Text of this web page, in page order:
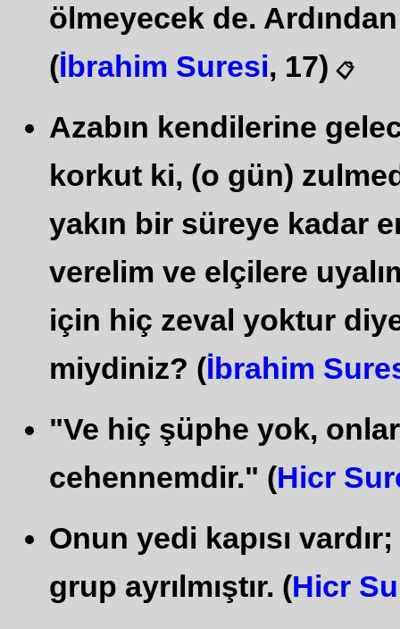
ölmeyecek de.
(İbrahim Suresi, 17) 📋
Azabın kendilerine
korkut ki, (o gün)
yakın bir süreye kadar
verelim ve elçilere
için hiç zeval yoktur
miydiniz? (İbrahim
"Ve hiç şüphe yok,
cehennemdir." (Hicr
Onun yedi kapısı
grup ayrılmıştır. (Hicr